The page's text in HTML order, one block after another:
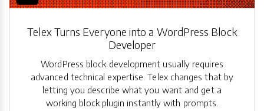
Telex Turns Everyone into a WordPress Block
Developer
WordPress block development usually requires
advanced technical expertise. Telex changes that by
letting you describe what you want and get a
working block plugin instantly with prompts.